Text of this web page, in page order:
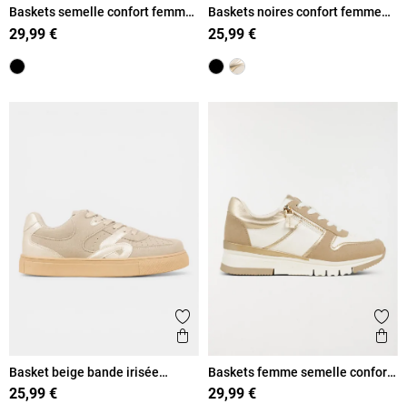
Baskets semelle confort femme
(36-41)
29,99 €
Baskets noires confort femme
(36-41)
25,99 €
Ajouter aux favoris
Aperçu rapide
Basket beige bande irisée
femme (36-41)
25,99 €
Baskets femme semelle confort
(36-41)
29,99 €